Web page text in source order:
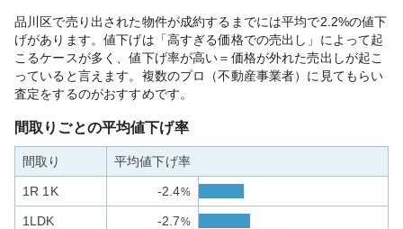
品川区で売り出された物件が成約するまでには平均で2.2%の値下
げがあります。値下げは「高すぎる価格での売出し」によって起
こるケースが多く、値下げ率が高い＝価格が外れた売出しが起こ
っていると言えます。複数のプロ（不動産事業者）に見てもらい
査定をするのがおすすめです。
間取りごとの平均値下げ率
間取り 平均値下げ率
1R 1K -2.4%
1LDK -2.7%